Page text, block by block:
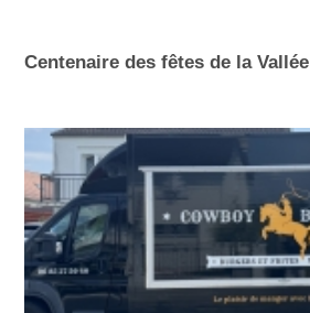
Centenaire des fêtes de la Vallée